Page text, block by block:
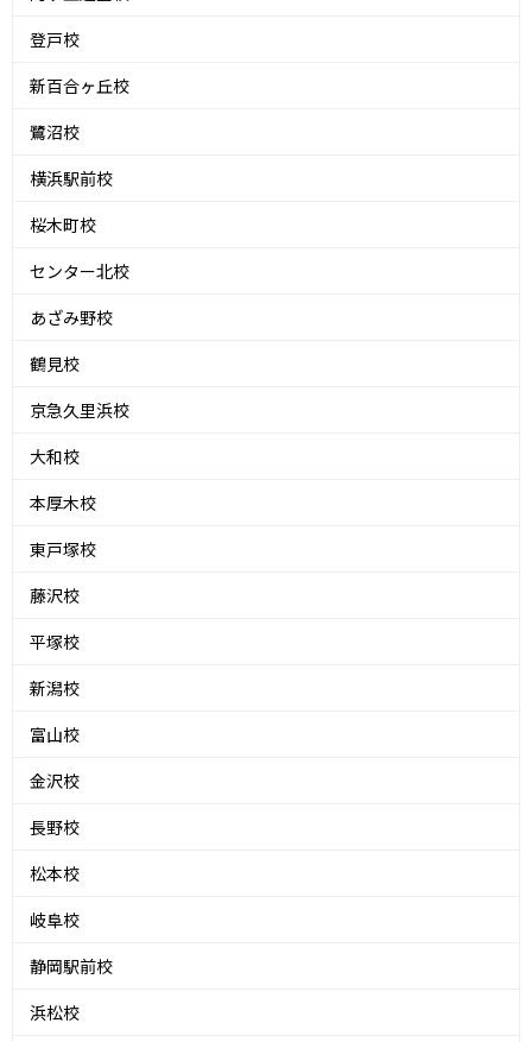
登戸校
新百合ヶ丘校
鷺沼校
横浜駅前校
桜木町校
センター北校
あざみ野校
鶴見校
京急久里浜校
大和校
本厚木校
東戸塚校
藤沢校
平塚校
新潟校
富山校
金沢校
長野校
松本校
岐阜校
静岡駅前校
浜松校